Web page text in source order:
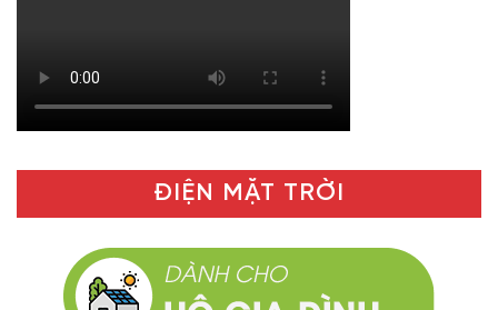
ĐIỆN MẶT TRỜI